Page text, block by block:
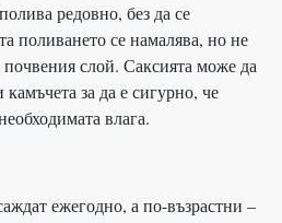
редовно, без да се
поливането се намалява, но не
почвения слой. Саксията може да
за да е сигурно, че
влага.
ежегодно, а по-възрастни –